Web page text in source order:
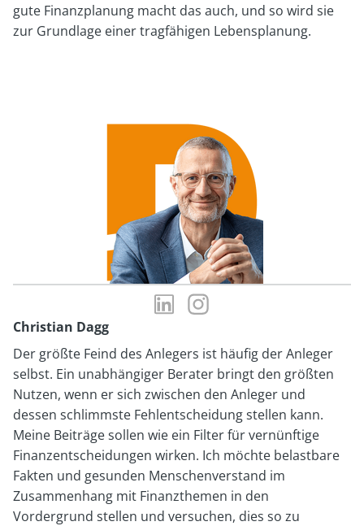
gute Finanzplanung macht das auch, und so wird sie
zur Grundlage einer tragfähigen Lebensplanung.
LinkedIn-
Profil
Christian
Dagg
Christian
Dagg
Christian Dagg
Der größte Feind des Anlegers ist häufig der Anleger
selbst. Ein unabhängiger Berater bringt den größten
Nutzen, wenn er sich zwischen den Anleger und
dessen schlimmste Fehlentscheidung stellen kann.
Meine Beiträge sollen wie ein Filter für vernünftige
Finanzentscheidungen wirken. Ich möchte belastbare
Fakten und gesunden Menschenverstand im
Zusammenhang mit Finanzthemen in den
Vordergrund stellen und versuchen, dies so zu